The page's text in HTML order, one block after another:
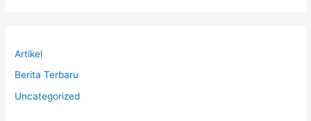
Artikel
Berita Terbaru
Uncategorized